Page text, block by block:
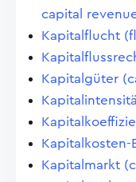
capital
Kapitalflucht
Kapitalgüter
Kapitalkosten-
Kapitalmarkt